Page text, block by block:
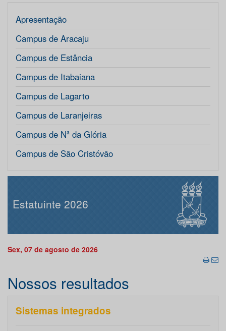
Apresentação
Campus de Aracaju
Campus de Estância
Campus de Itabaiana
Campus de Lagarto
Campus de Laranjeiras
Campus de Nª da Glória
Campus de São Cristóvão
Estatuinte 2026
Sex, 07 de agosto de 2026
Nossos resultados
Sistemas integrados